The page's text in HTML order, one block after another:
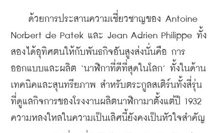
ด้วยการประสานความเชี่ยวชาญของ Antoine
Norbert de Patek และ Jean Adrien Philippe ทั้ง
สองได้อุทิศตนให้กับพันธกิจอันสูงส่งนั่นคือ การ
ออกแบบและผลิต ‘นาฬิกาที่ดีที่สุดในโลก’ ทั้งในด้าน
เทคนิคและสุนทรียภาพ สำหรับตระกูลสเติร์นทั้งสี่รุ่น
ที่ดูแลกิจการของโรงงานผลิตนาฬิกามาตั้งแต่ปี 1932
ความหลงใหลในความเป็นเลิศนี้ยังคงเป็นหัวใจสำคัญ